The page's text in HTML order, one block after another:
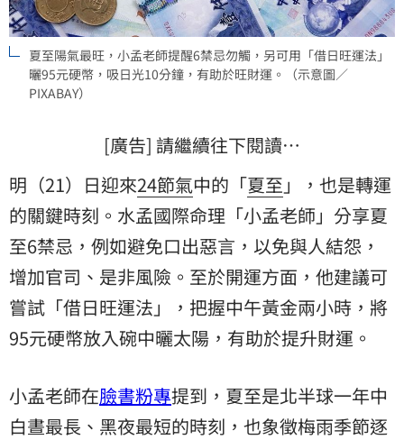
夏至陽氣最旺，小孟老師提醒6禁忌勿觸，另可用「借日旺運法」
曬95元硬幣，吸日光10分鐘，有助於旺財運。（示意圖／
PIXABAY）
[廣告] 請繼續往下閱讀…
明（21）日迎來24節氣中的「夏至 」，也是轉運
的關鍵時刻。水孟國際命理「小孟老師」分享夏
至6禁忌，例如避免口出惡言，以免與人結怨，
增加官司、是非風險。至於開運方面，他建議可
嘗試「借日旺運法」，把握中午黃金兩小時，將
95元硬幣放入碗中曬太陽，有助於提升財運。
小孟老師在臉書粉專提到，夏至是北半球一年中
白晝最長、黑夜最短的時刻，也象徵梅雨季節逐